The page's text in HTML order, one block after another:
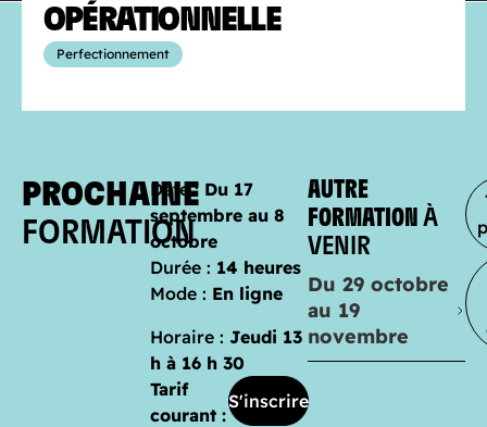
OPÉRATIONNELLE
Perfectionnement
PROCHAINE
FORMATION
Date : Du 17
septembre au 8
octobre
Durée : 14 heures
Mode : En ligne
Horaire : Jeudi 13
h à 16 h 30
Tarif
courant :
S'inscrire
AUTRE
FORMATION À
VENIR
Du 29 octobre
au 19
novembre